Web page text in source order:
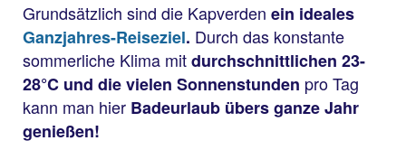
Grundsätzlich sind die Kapverden ein ideales
Ganzjahres-Reiseziel. Durch das konstante
sommerliche Klima mitdurchschnittlichen 23-
28°C und die vielen Sonnenstunden pro Tag
kann man hier Badeurlaub übers ganze Jahr
genießen!